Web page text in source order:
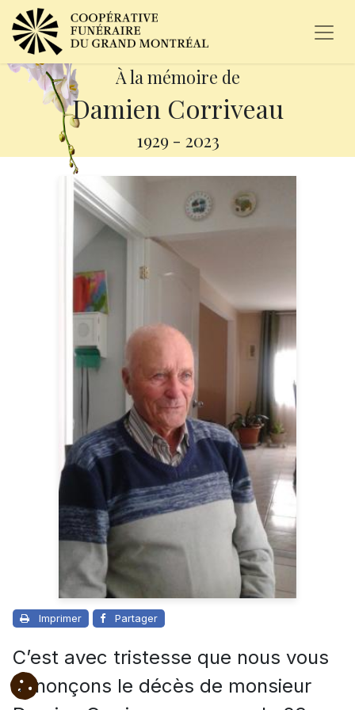
À la mémoire de
Damien Corriveau
1929 - 2023
Imprimer Partager
C’est avec tristesse que nous vous
annonçons le décès de monsieur